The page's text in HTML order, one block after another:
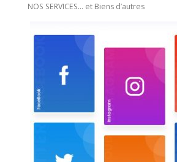
NOS SERVICES… et Biens d’autres